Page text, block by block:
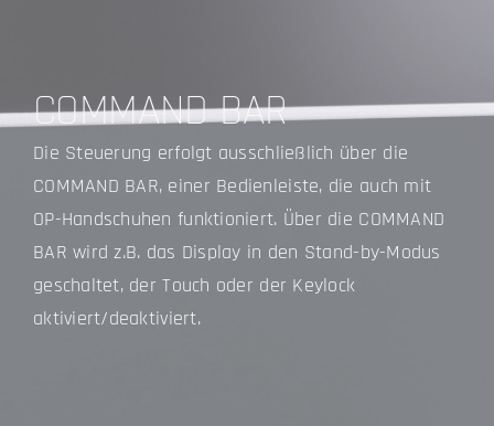
COMMAND BAR
Die Steuerung erfolgt ausschließlich über die
COMMAND BAR, einer Bedienleiste, die auch mit
OP-Handschuhen funktioniert. Über die COMMAND
BAR wird z.B. das Display in den Stand-by-Modus
geschaltet, der Touch oder der Keylock
aktiviert/deaktiviert.